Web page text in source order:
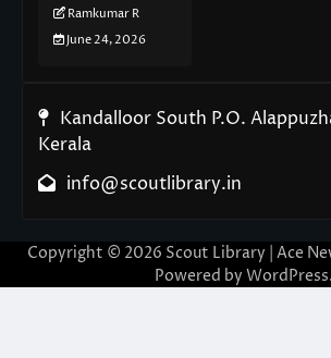
Ramkumar R
June 24, 2026
Kandalloor South P.O.
Kerala
info@scoutlibrary.in
Copyright © 2026 Scout Library | Ace
Powered by WordPress.